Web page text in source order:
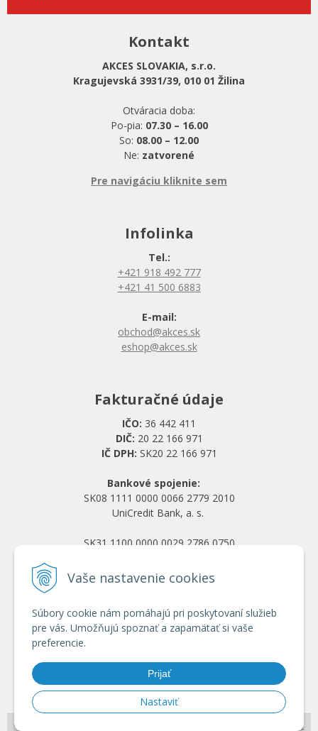
Vaše nastavenie cookies
Súbory cookie nám pomáhajú pri poskytovaní služieb
pre vás. Umožňujú spoznať a zapamätať si vaše
preferencie.
Prijať
Nastaviť
Kontakt
AKCES SLOVAKIA, s.r.o.
Kragujevská 3931/39, 010 01 Žilina
Otváracia doba:
Po-pia: 07.30 – 16.00
So: 08.00 – 12.00
Ne: zatvorené
Pre navigáciu kliknite sem
Infolinka
Tel.:
+421 918 492 777
+421 41 500 6883
E-mail:
obchod@akces.sk
eshop@akces.sk
Fakturačné údaje
IČO: 36 442 411
DIČ: 20 22 166 971
IČ DPH: SK20 22 166 971
Bankové spojenie:
SK08 1111 0000 0066 2779 2010
UniCredit Bank, a. s.
SK31 1100 0000 0029 2786 0750
Obchodné podmienky
Ochrana osobných údajov
Doprava a platba
Registrácia veľkoobchod
© 2026 HRANY.SK • NextCom s.r.o.